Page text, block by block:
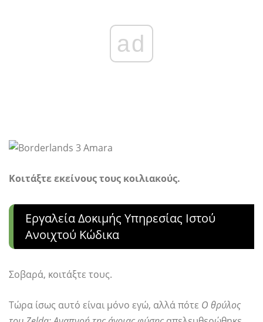
ad
Κοιτάξτε εκείνους τους κοιλιακούς.
Εργαλεία Δοκιμής Υπηρεσίας Ιστού
Ανοιχτού Κώδικα
Σοβαρά, κοιτάξτε τους.
Τώρα ίσως αυτό είναι μόνο εγώ, αλλά πότε Ο θρύλος